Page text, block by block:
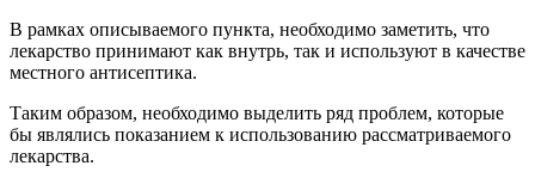
В рамках описываемого пункта, необходимо заметить, что
лекарство принимают как внутрь, так и используют в качестве
местного антисептика.
Таким образом, необходимо выделить ряд проблем, которые
бы являлись показанием к использованию рассматриваемого
лекарства.